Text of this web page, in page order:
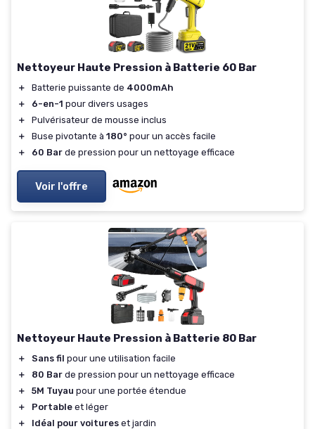
Nettoyeur Haute Pression à Batterie 60 Bar
＋ Batterie puissante de 4000mAh
＋
6-en-1 pour divers usages
＋
Pulvérisateur de mousse inclus
＋
Buse pivotante à 180° pour un accès facile
＋
60 Bar de pression pour un nettoyage efficace
Voir l'offre
Nettoyeur Haute Pression à Batterie 80 Bar
＋ Sans fil pour une utilisation facile
＋
80 Bar de pression pour un nettoyage efficace
＋
5M Tuyau pour une portée étendue
＋
Portable et léger
＋
Idéal pour voitures et jardin